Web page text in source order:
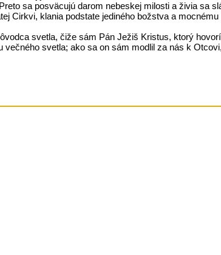
sa posväcujú darom nebeskej milosti a živia sa
Cirkvi, klania podstate jediného božstva a
svetla, čiže sám Pán Ježiš Kristus, ktorý
svetla; ako sa on sám modlil za nás k